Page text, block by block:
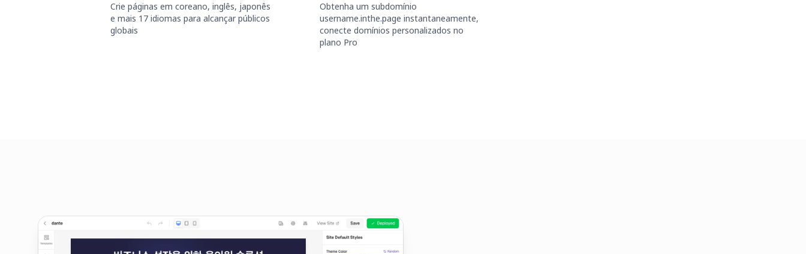
Crie páginas em coreano, inglês, japonês
e mais 17 idiomas para alcançar públicos
globais
Obtenha um subdomínio
username.inthe.page instantaneamente,
conecte domínios personalizados no
plano Pro